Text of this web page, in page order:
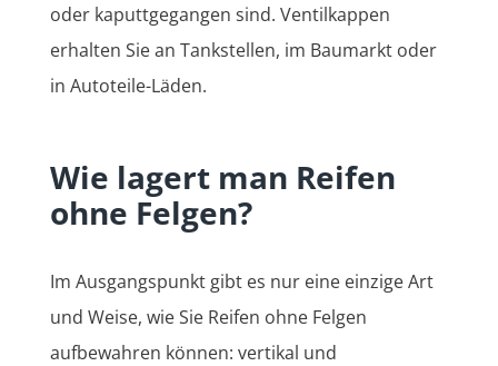
oder kaputtgegangen sind. Ventilkappen
erhalten Sie an Tankstellen, im Baumarkt oder
in Autoteile-Läden.
Wie lagert man Reifen
ohne Felgen?
Im Ausgangspunkt gibt es nur eine einzige Art
und Weise, wie Sie Reifen ohne Felgen
aufbewahren können: vertikal und